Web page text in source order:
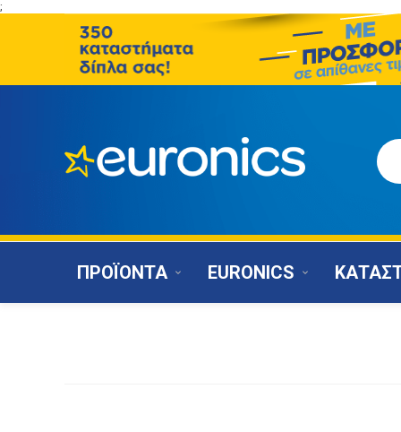
;
ΠΡΟΪΟΝΤΑ EURONICS